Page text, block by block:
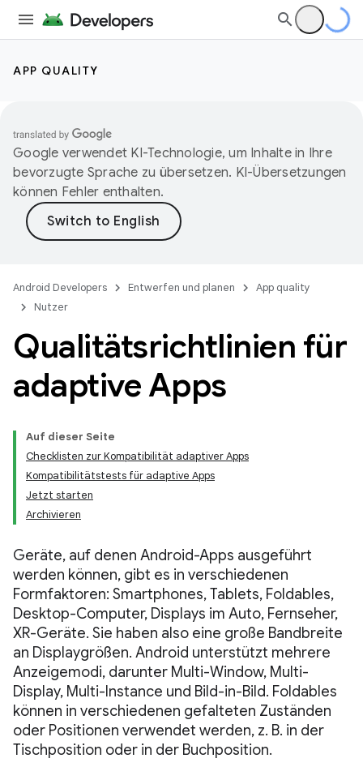
APP QUALITY
Google verwendet KI-Technologie, um Inhalte in Ihre
bevorzugte Sprache zu übersetzen. KI-Übersetzungen
können Fehler enthalten.
Android Developers Entwerfen und planen
App quality
Nutzer
Qualitätsrichtlinien für
adaptive Apps
Auf dieser Seite
Checklisten zur Kompatibilität adaptiver Apps
Kompatibilitätstests für adaptive Apps
Jetzt starten
Archivieren
Geräte, auf denen Android-Apps ausgeführt
werden können, gibt es in verschiedenen
Formfaktoren: Smartphones, Tablets, Foldables,
Desktop-Computer, Displays im Auto, Fernseher,
XR-Geräte. Sie haben also eine große Bandbreite
an Displaygrößen. Android unterstützt mehrere
Anzeigemodi, darunter Multi-Window, Multi-
Display, Multi-Instance und Bild-in-Bild. Foldables
können in verschiedenen gefalteten Zuständen
oder Positionen verwendet werden, z. B. in der
Tischposition oder in der Buchposition.